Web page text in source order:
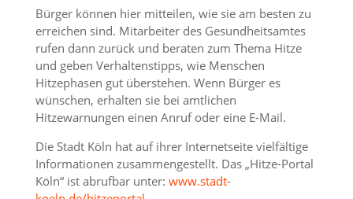
Bürger können hier mitteilen, wie sie am besten zu
erreichen sind. Mitarbeiter des Gesundheitsamtes
rufen dann zurück und beraten zum Thema Hitze
und geben Verhaltenstipps, wie Menschen
Hitzephasen gut überstehen. Wenn Bürger es
wünschen, erhalten sie bei amtlichen
Hitzewarnungen einen Anruf oder eine E-Mail.
Die Stadt Köln hat auf ihrer Internetseite vielfältige
Informationen zusammengestellt. Das „Hitze-Portal
Köln“ ist abrufbar unter: www.stadt-